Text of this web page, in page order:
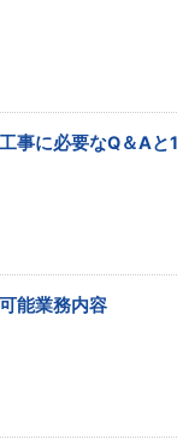
事に必要なQ＆Aと
能業務内容